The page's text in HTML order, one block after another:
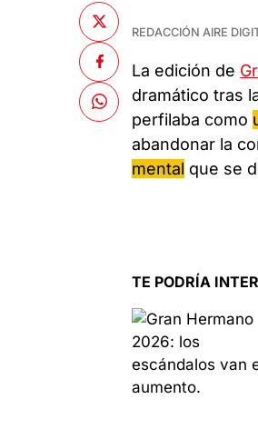
REDACCIÓN AIRE
La edición de
dramático tras
perfilaba como
abandonar la
mental que se
TE PODRÍA